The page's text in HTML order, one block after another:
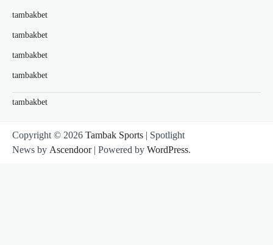
tambakbet
tambakbet
tambakbet
tambakbet
tambakbet
Copyright © 2026 Tambak Sports | Spotlight
News by Ascendoor| Powered by WordPress.